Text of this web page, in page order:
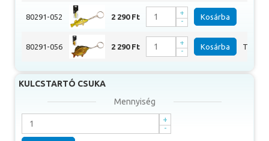
feldíszíthetünk.
80291-052 2 290 Ft -
+ Kosárba
80291-056 2 290 Ft -
+ Kosárba Tükör
KULCSTARTÓ CSUKA
Mennyiség
-
+